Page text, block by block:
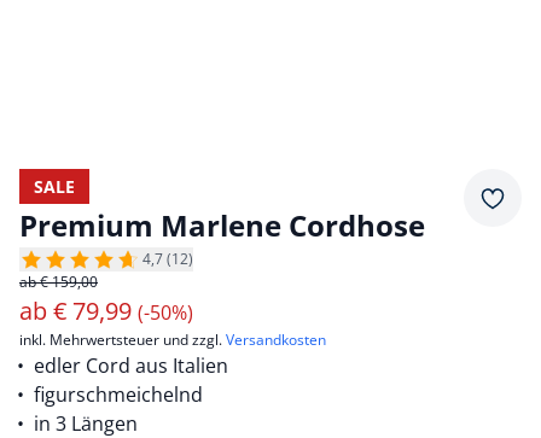
SALE
Premium Marlene Cordhose
4,7 (12)
ab € 159,00
ab€ 79,99 (-50%)
inkl. Mehrwertsteuer und zzgl.Versandkosten
edler Cord aus Italien
figurschmeichelnd
in 3 Längen